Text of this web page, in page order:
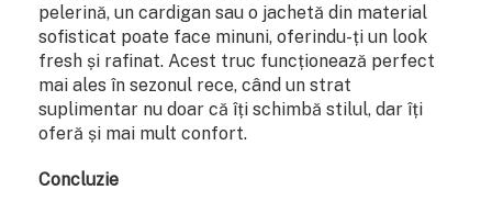
pelerină, un cardigan sau o jachetă din material
sofisticat poate face minuni, oferindu-ți un look
fresh și rafinat. Acest truc funcționează perfect
mai ales în sezonul rece, când un strat
suplimentar nu doar că îți schimbă stilul, dar îți
oferă și mai mult confort.
Concluzie